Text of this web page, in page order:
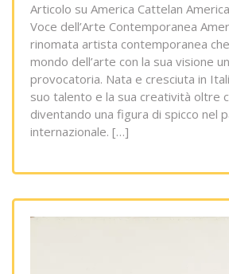
Articolo su America Cattelan
Voce dell’Arte Contemporanea
rinomata artista contemporanea
mondo dell’arte con la sua visione
provocatoria. Nata e cresciuta in
suo talento e la sua creatività oltre
diventando una figura di spicco nel
internazionale. […]